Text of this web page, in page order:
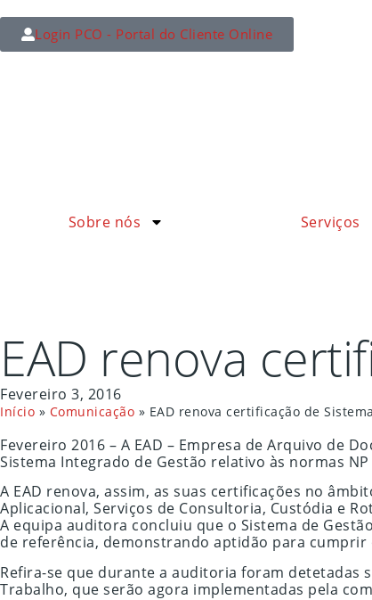
Login PCO - Portal do Cliente Online
Sobre nós Serviços
EAD renova
Fevereiro 3, 2016
Início » Comunicação » EAD renova certificação de
Fevereiro 2016 – A EAD – Empresa de Arquivo de
Sistema Integrado de Gestão relativo às normas NP
A EAD renova, assim, as suas certificações no
Aplicacional, Serviços de Consultoria, Custódia e
A equipa auditora concluiu que o Sistema de
de referência, demonstrando aptidão para
Refira-se que durante a auditoria foram detetadas
Trabalho, que serão agora implementadas pela